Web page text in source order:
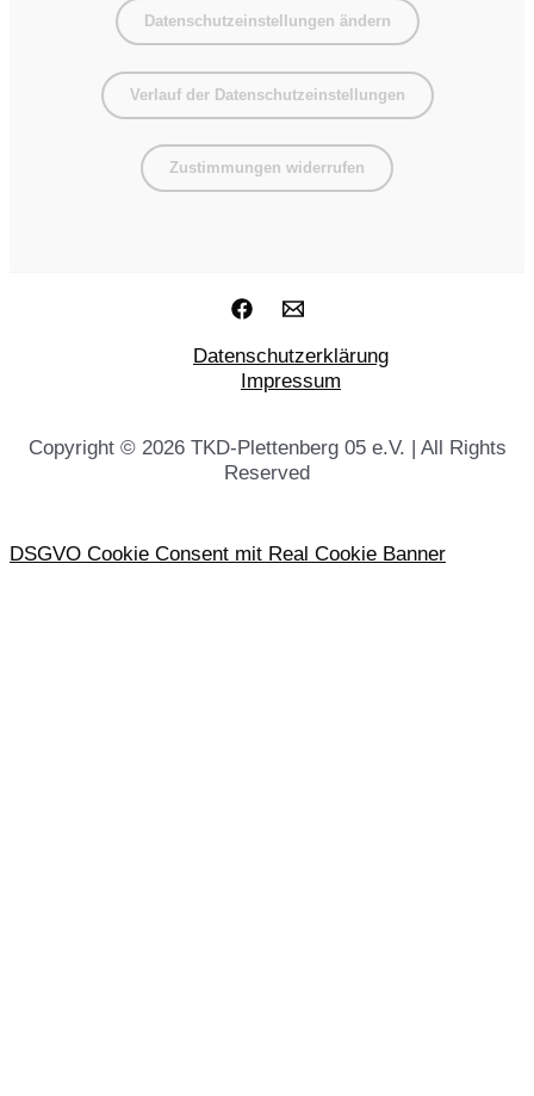
Datenschutzeinstellungen ändern
Verlauf der Datenschutzeinstellungen
Zustimmungen widerrufen
Datenschutzerklärung
Impressum
Copyright © 2026 TKD-Plettenberg 05 e.V. | All Rights
Reserved
DSGVO Cookie Consent mit Real Cookie Banner